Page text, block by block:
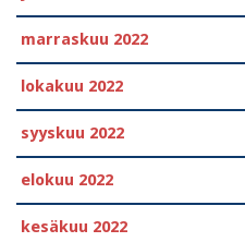
marraskuu 2022
lokakuu 2022
syyskuu 2022
elokuu 2022
kesäkuu 2022